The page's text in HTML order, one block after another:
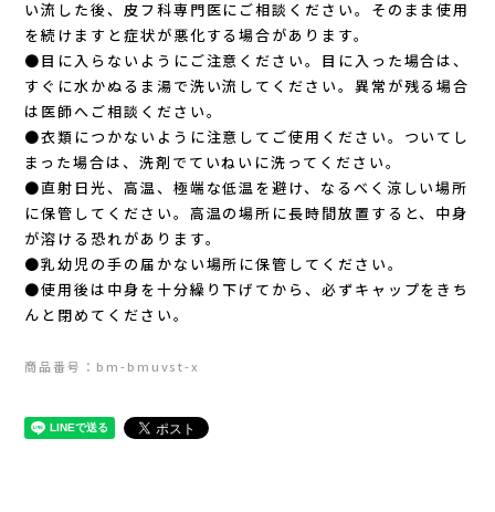
RYOGEN(リョウゲン)
SALOMON(サロモン)
Simply Wonderful(シンプリーワンダフル)
STAMP RUN & CO (スタンプ ランアンド
コー)
STATIC(スタティック)
THE NORTH FACE(ノースフェイス)
TETON BROS(ティートンブロス)
い流した後、皮フ科専門医にご相談ください。そのまま使用
を続けますと症状が悪化する場合があります。
●目に入らないようにご注意ください。目に入った場合は、
すぐに水かぬるま湯で洗い流してください。異常が残る場合
は医師へご相談ください。
●衣類につかないように注意してご使用ください。ついてし
まった場合は、洗剤でていねいに洗ってください。
●直射日光、高温、極端な低温を避け、なるべく涼しい場所
に保管してください。高温の場所に長時間放置すると、中身
が溶ける恐れがあります。
●乳幼児の手の届かない場所に保管してください。
●使用後は中身を十分繰り下げてから、必ずキャップをきち
んと閉めてください。
商品番号：bm-bmuvst-x